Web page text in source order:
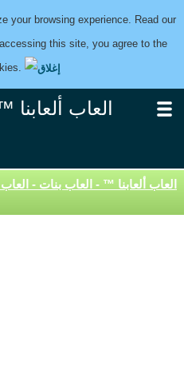
your browsing experience. Read our
this site, you agree to the
العاب
العاب ألعابنا ™ - العاب بنات -